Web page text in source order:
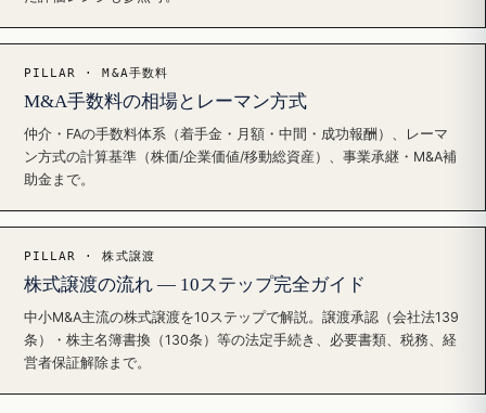
PILLAR · M&A手数料
M&A手数料の相場とレーマン方式
仲介・FAの手数料体系（着手金・月額・中間・成功報酬）、レーマ
ン方式の計算基準（株価/企業価値/移動総資産）、事業承継・M&A補
助金まで。
PILLAR · 株式譲渡
株式譲渡の流れ — 10ステップ完全ガイド
中小M&A主流の株式譲渡を10ステップで解説。譲渡承認（会社法139
条）・株主名簿書換（130条）等の法定手続き、必要書類、税務、経
営者保証解除まで。